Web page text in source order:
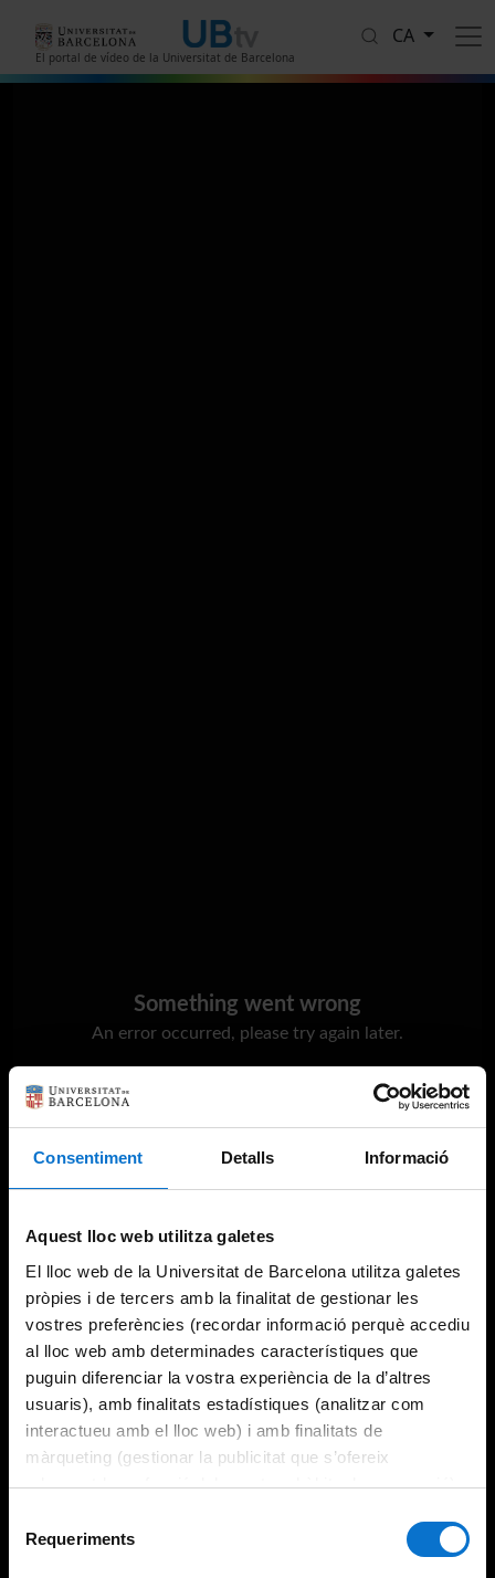
Consentiment Detalls Informació
Aquest lloc web utilitza galetes
El lloc web de la Universitat de Barcelona utilitza galetes
pròpies i de tercers amb la finalitat de gestionar les
vostres preferències (recordar informació perquè accediu
al lloc web amb determinades característiques que
puguin diferenciar la vostra experiència de la d’altres
usuaris), amb finalitats estadístiques (analitzar com
interactueu amb el lloc web) i amb finalitats de
màrqueting (gestionar la publicitat que s’ofereix
adequant-la en funció dels vostres hàbits de navegació).
consultar laPolítica de galetes del lloc web de la
Requeriments
El portal de vídeo de la Universitat de Barcelona
CA
Something went wrong
An error occurred, please try again later.
Try again